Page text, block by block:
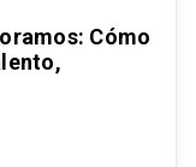
Cómo